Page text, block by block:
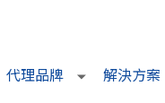
代理品牌 解決方案